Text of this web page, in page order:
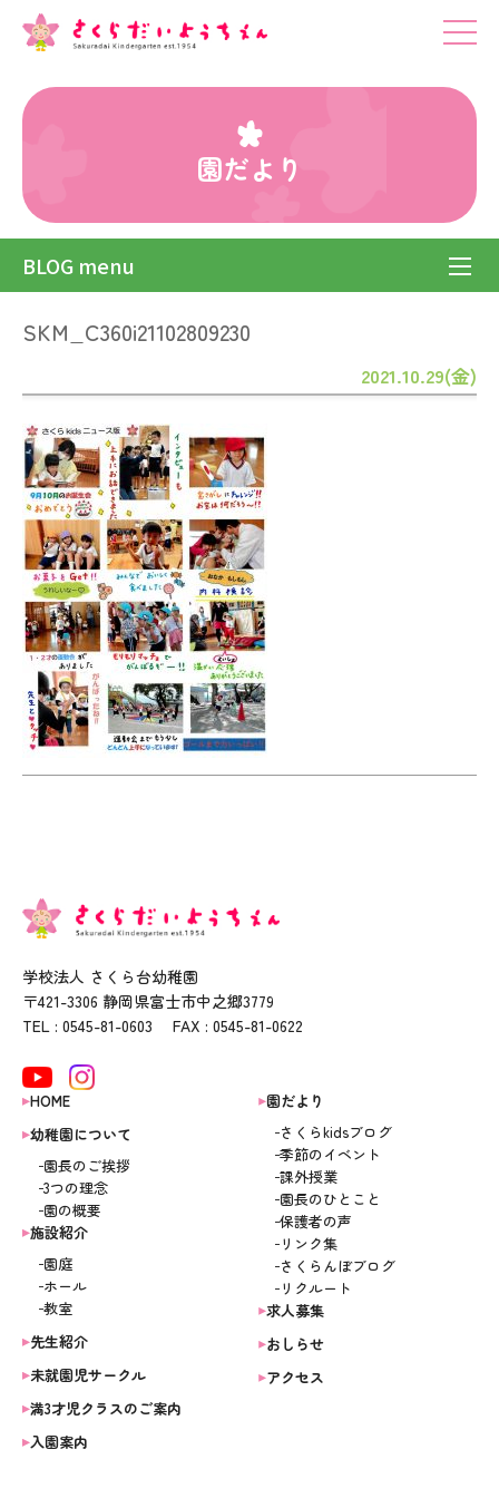
園だより
BLOG menu
SKM_C360i21102809230
2021.10.29(金)
学校法人 さくら台幼稚園
〒421-3306 静岡県富士市中之郷3779
TEL : 0545-81-0603 FAX : 0545-81-0622
HOME
幼稚園について
園長のご挨拶
3つの理念
園の概要
施設紹介
園庭
ホール
教室
先生紹介
未就園児サークル
満3才児クラスのご案内
入園案内
園だより
さくらkidsブログ
季節のイベント
課外授業
園長のひとこと
保護者の声
リンク集
さくらんぼブログ
リクルート
求人募集
おしらせ
アクセス